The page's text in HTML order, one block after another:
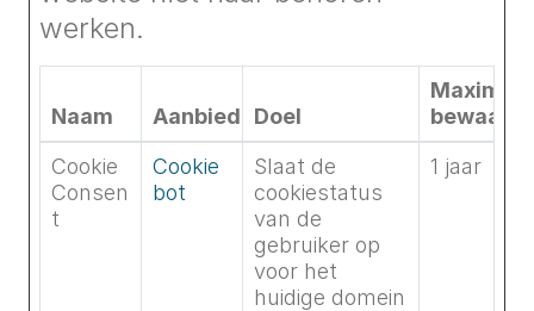
werken.
Naam AanbiederDoel
Maximale
Cookie
Consen
t
Cookie
bot
Slaat de
cookiestatus
van de
gebruiker op
voor het
huidige domein
1 jaar